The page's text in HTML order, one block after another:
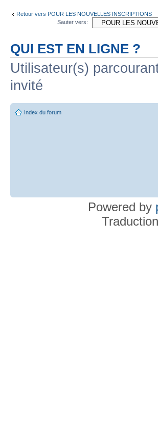
Retour vers POUR LES NOUVELLES INSCRIPTIONS
Sauter vers:
QUI EST EN LIGNE ?
Utilisateur(s)
invité
Index du forum
Powered by